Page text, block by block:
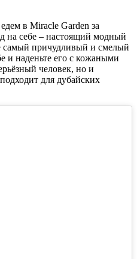
в Miracle Garden за
на себе – настоящий модный
самый причудливый и смелый
и наденьте его с кожаными
человек, но и
для дубайских